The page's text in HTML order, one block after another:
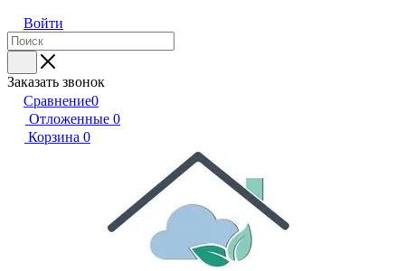
Войти
Заказать звонок
Сравнение0
Отложенные 0
Корзина 0